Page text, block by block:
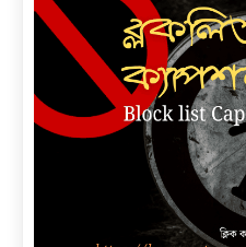
সেরা
প্রেম,
রোমান্টিক,
অ্যাটিটিউড